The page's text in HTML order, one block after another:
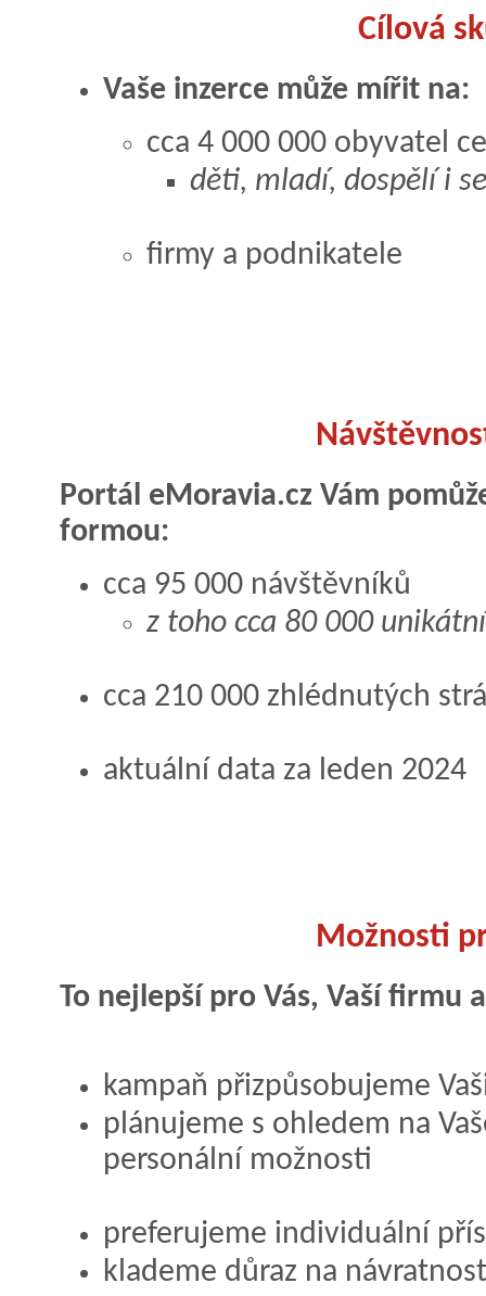
Cílová
Vaše inzerce může mířit na:
cca 4 000 000 obyvatel
děti, mladí, dospělí i
firmy a podnikatele
Portál eMoravia.cz Vám
formou:
cca 95 000 návštěvníků
z toho cca 80 000
cca 210 000 zhlédnutých
aktuální data za leden 2024
Možnosti
To nejlepší pro Vás, Vaší firmu
kampaň přizpůsobujeme
plánujeme s ohledem na
personální možnosti
preferujeme individuální
klademe důraz na